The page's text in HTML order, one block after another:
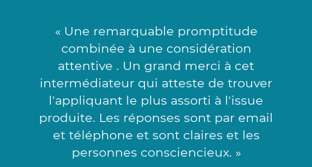
« Une remarquable promptitude
combinée à une considération
attentive . Un grand merci à cet
intermédiateur qui atteste de trouver
l'appliquant le plus assorti à l'issue
produite. Les réponses sont par email
et téléphone et sont claires et les
personnes consciencieux. »